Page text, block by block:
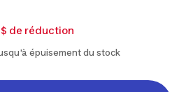
de réduction
épuisement du stock